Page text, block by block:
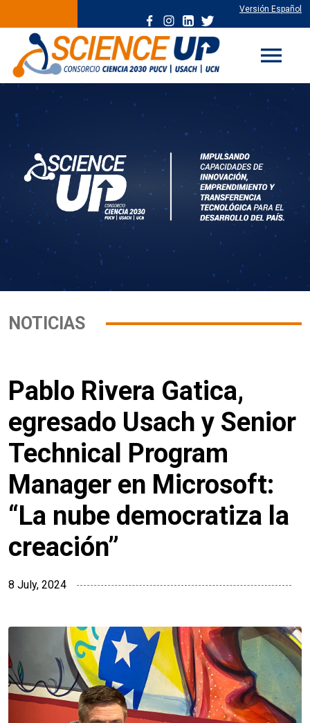
Versión Español
menu
NOTICIAS
Pablo Rivera Gatica,
egresado Usach y Senior
Technical Program
Manager en Microsoft:
“La nube democratiza la
creación”
8 July, 2024